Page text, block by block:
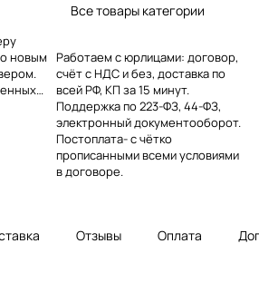
новым
с
Все товары категории
Работаем с юрлицами: договор,
счёт с НДС и без, доставка по
всей РФ, КП за 15 минут.
Поддержка по 223-ФЗ, 44-ФЗ,
электронный документооборот.
Постоплата- с чётко
прописанными всеми условиями
в договоре.
Отзывы Оплата